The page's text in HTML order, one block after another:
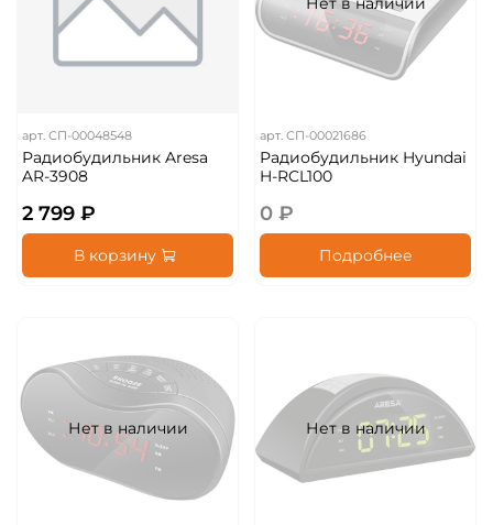
арт.СП-00048548
Радиобудильник Aresa
AR-3908
2 799 ₽
В корзину
арт.СП-00021686
Радиобудильник Hyundai
H-RCL100
0 ₽
Подробнее
Нет в наличии Нет в наличии